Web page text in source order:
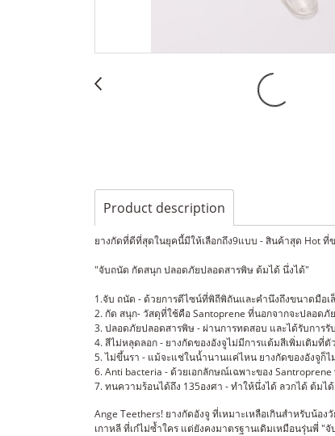
Product description
ยางกัดที่ดีที่สุดในยุคนี้มีให้เลือกถึง9แบบ - สินค้าสุด Hot ที่
"จับถนัด กัดสนุก ปลอดภัยปลอดสารพิษ ต้มได้ นึ่งได้"
1.จับ ถนัด - ด้วยการดีไซน์ที่พิถีพิถันและคำนึงถึงขนาดมือ
2. กัด สนุก- วัสดุที่ใช้คือ Santoprene ที่นอกจากจะปลอด
3. ปลอดภัยปลอดสารพิษ - ผ่านการทดสอบ และได้รับการรับ
4. สีไม่หลุดลอก - ยางกัดของอังจูไม่มีการแต้มสีเพิ่มเติมที่
5. ไม่ขึ้นรา - แม้จะแช่ในน้ำนานแค่ไหน ยางกัดของอังจูก็
6. Anti bacteria - ด้วยเอกลักษณ์เฉพาะของ
7. ทนความร้อนได้ถึง 135องศา - ทำให้นึ่งได้ ลวกได้ ต้มไ
Ange Teethers! ยางกัดอังจู ที่เหมาะเหลือเกินสำหรับน้
เกาหลี ที่เก๋ไม่ซ้ำใคร แต่ยังคงมาตรฐานเดิมเหมือนรุ่นพี่